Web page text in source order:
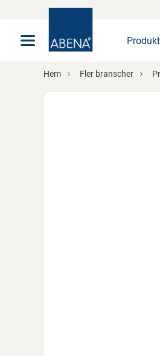
Hem Fler branscher